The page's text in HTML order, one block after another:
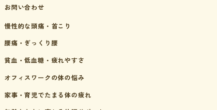
お問い合わせ
慢性的な頭痛・首こり
腰痛・ぎっくり腰
貧血・低血糖・疲れやすさ
オフィスワークの体の悩み
家事・育児でたまる体の疲れ